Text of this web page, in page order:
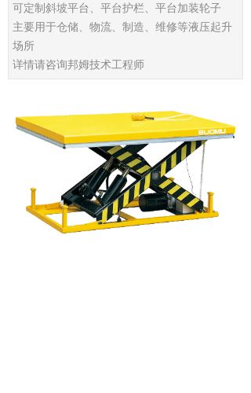
可定制斜坡平台、平台护栏、平台加装轮子
主要用于仓储、物流、制造、维修等液压起升
场所
详情请咨询邦姆技术工程师